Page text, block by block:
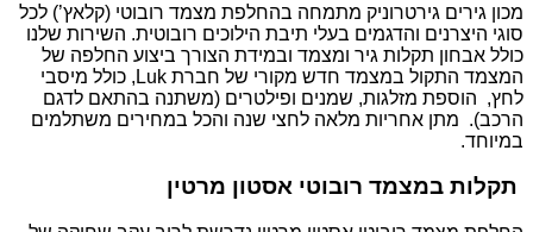
מכון גירים גירטרוניק מתמחה בהחלפת מצמד רובוטי (קלאץ’) לכל
סוגי היצרנים והדגמים בעלי תיבת הילוכים רובוטית. השירות שלנו
כולל אבחון תקלות גיר ומצמד ובמידת הצורך ביצוע החלפה של
המצמד התקול במצמד חדש מקורי של חברת Luk, כולל מיסבי
לחץ, הוספת מזלגות, שמנים ופילטרים (משתנה בהתאם לדגם
הרכב). מתן אחריות מלאה לחצי שנה והכל במחירים משתלמים
במיוחד.
תקלות במצמד רובוטי אסטון מרטין